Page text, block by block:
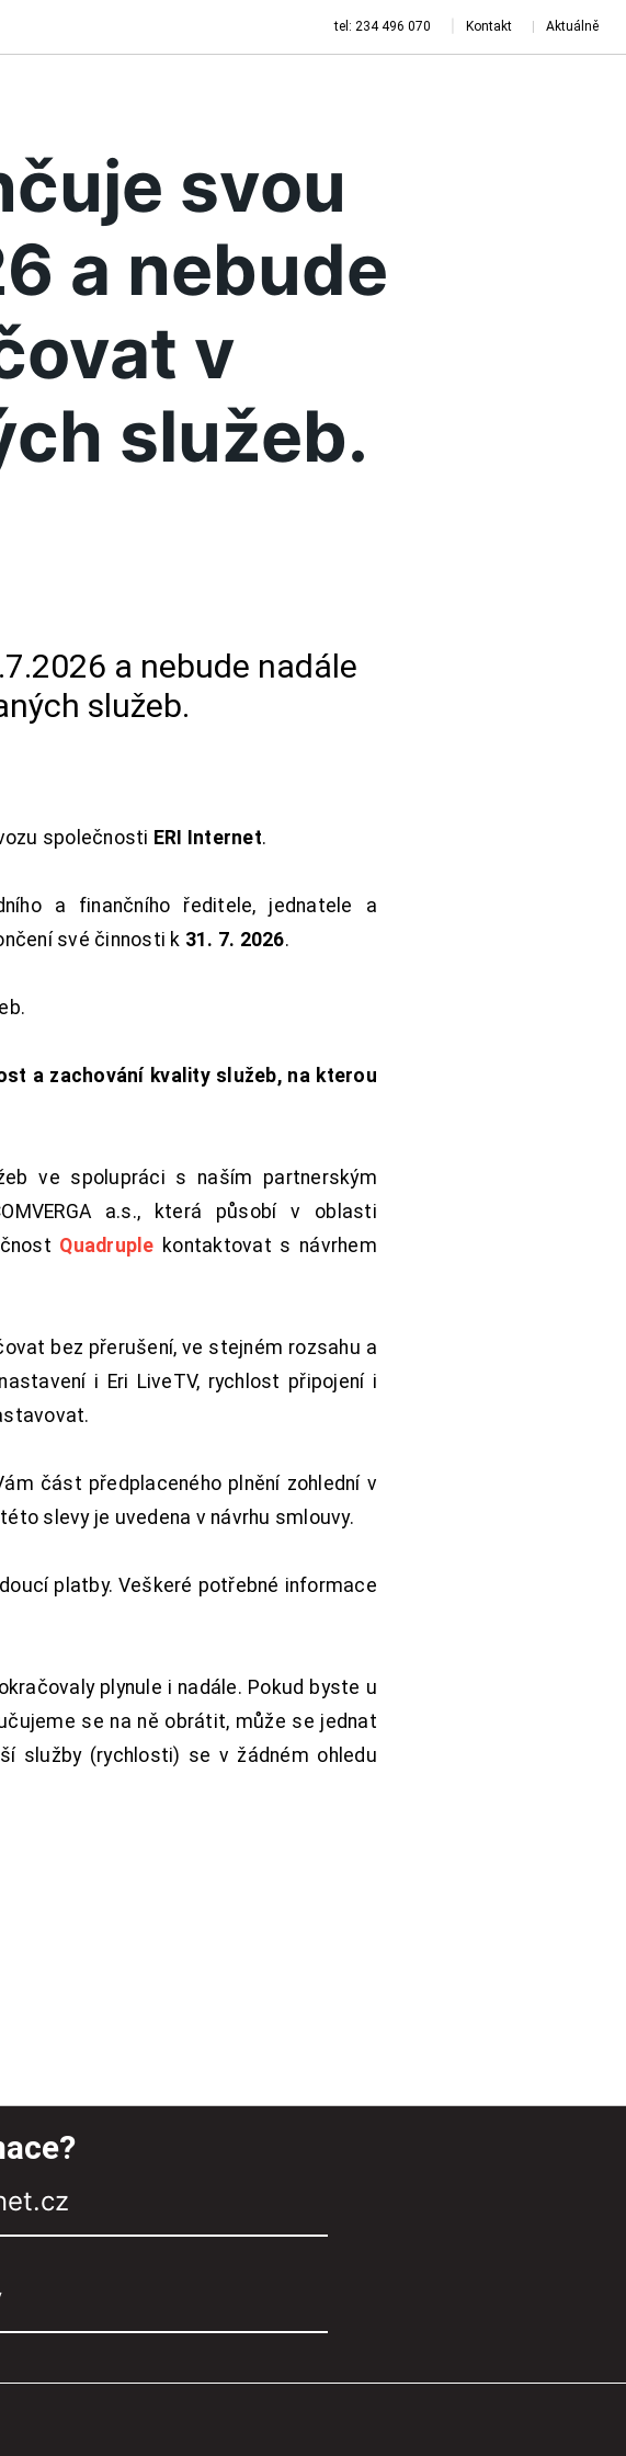
tel: 234 496 070 Kontakt Aktuálně
svou
a nebude
v
služeb.
a nebude nadále
služeb.
společnosti ERI Internet.
a finančního ředitele, jednatele a
své činnosti k 31. 7. 2026.
a zachování kvality služeb, na kterou
ve spolupráci s naším partnerským
a.s., která působí v oblasti
Quadruple kontaktovat s návrhem
bez přerušení, ve stejném rozsahu a
i Eri LiveTV, rychlost připojení i
část předplaceného plnění zohlední v
slevy je uvedena v návrhu smlouvy.
platby. Veškeré potřebné informace
plynule i nadále. Pokud byste u
se na ně obrátit, může se jednat
služby (rychlosti) se v žádném ohledu